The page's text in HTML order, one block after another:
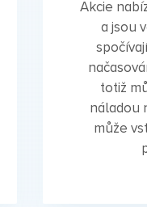
Akcie
a jsou
totiž
náladou
může